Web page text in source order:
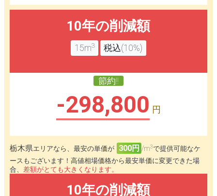
10年の削減額
15m3 税込(10%)
節約!!
-298,800 円
栃木県エリアなら、最安の単価が 300円 /m3で提供可能なケ
ースもございます！高値相場価格から最安単価に変更できた場
合、 差額がとても大きくなります。
10年の削減額